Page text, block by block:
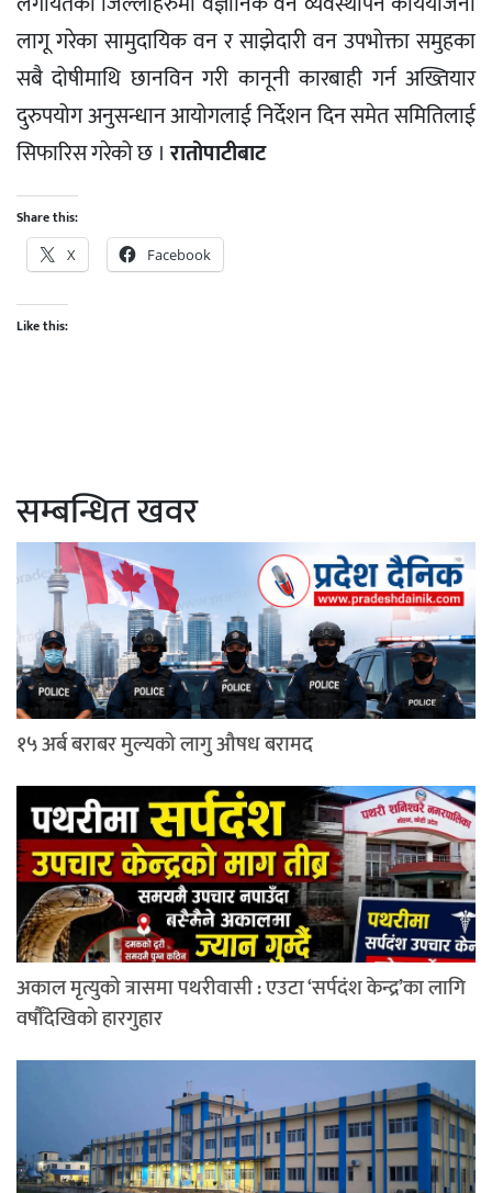
लागू गरेका सामुदायिक वन र साझेदारी वन उपभोक्ता समुहका
सबै दोषीमाथि छानविन गरी कानूनी कारबाही गर्न अख्तियार
दुरुपयोग अनुसन्धान आयोगलाई निर्देशन दिन समेत समितिलाई
सिफारिस गरेको छ ।रातोपाटीबाट
Share this:
X Facebook
Like this:
सम्बन्धित खवर
१५ अर्ब बराबर मुल्यको लागु औषध बरामद
अकाल मृत्युको त्रासमा पथरीवासी : एउटा ‘सर्पदंश केन्द्र’का लागि
वर्षौंदेखिको हारगुहार